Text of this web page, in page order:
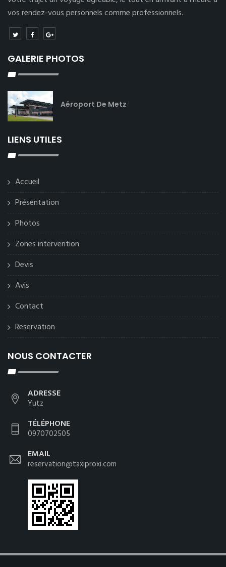
vos rendez-vous personnels comme professionnels.
GALERIE PHOTOS
Aéroport De Metz
LIENS UTILES
Accueil
Présentation
Photos
Zones intervention
Devis
Avis
Contact
Reservation
NOUS CONTACTER
ADRESSE
Yutz
TÉLÉPHONE
0970702505
EMAIL
reservation@taxiproxi.com